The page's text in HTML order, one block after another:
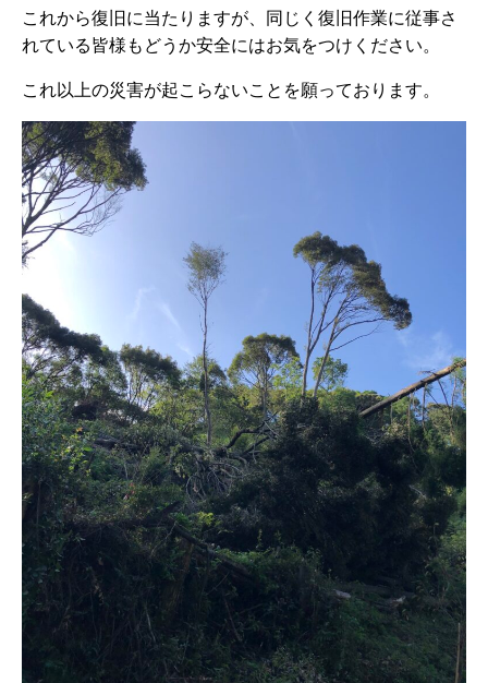
これから復旧に当たりますが、同じく復旧作業に従事さ
れている皆様もどうか安全にはお気をつけください。
これ以上の災害が起こらないことを願っております。